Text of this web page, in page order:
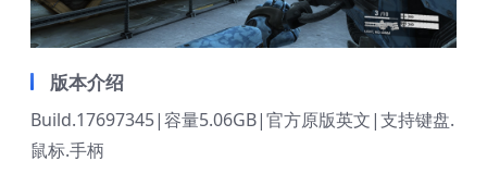
版本介绍
Build.17697345|容量5.06GB|官方原版英文|支持键盘.
鼠标.手柄